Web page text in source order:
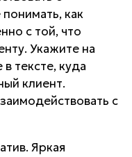
как
с той, что
Укажите на
тексте, куда
клиент.
с
Яркая